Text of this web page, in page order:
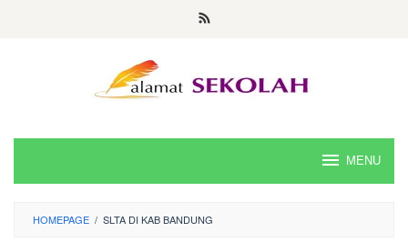
MENU
HOMEPAGE / SLTA DI KAB BANDUNG